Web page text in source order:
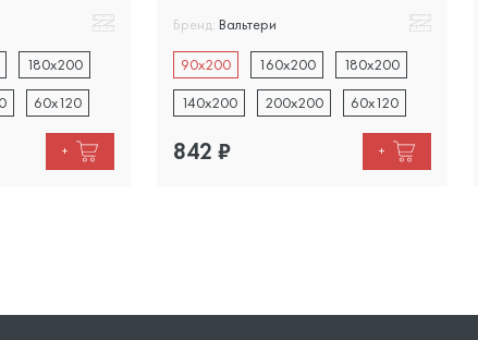
180x200
60x120
+
Бренд: Вальтери
90x200 160x200
180x200
140x200
200x200 60x120
842 ₽ +